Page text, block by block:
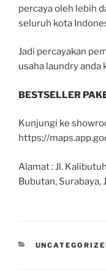
percaya oleh lebih
seluruh kota
Jadi percayakan
usaha laundry anda
BESTSELLER
Kunjungi ke
https://
Alamat : Jl.
Bubutan, Surabaya,